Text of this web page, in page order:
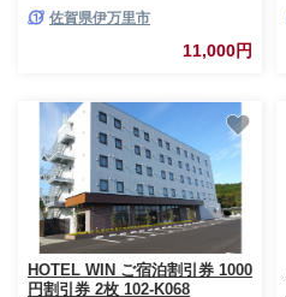
佐賀県伊万里市
11,000円
HOTEL WIN ご宿泊割引券 1000
円割引券 2枚 102-K068